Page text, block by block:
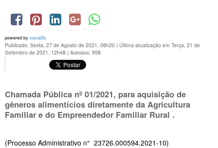
powered by social2s
Publicado: Sexta, 27 de Agosto de 2021, 08h20 | Última atualização em Terça, 21 de
Setembro de 2021, 12h48 | Acessos: 958
Chamada Pública nº 01/2021, para aquisição de
gêneros alimentícios diretamente da Agricultura
Familiar e do Empreendedor Familiar Rural .
(Processo Administrativo n° 23726.000594.2021-10)